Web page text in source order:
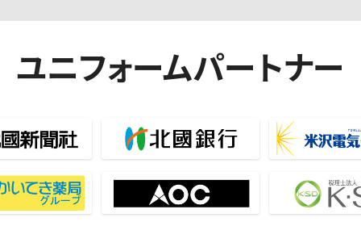
ユニフォームパートナー